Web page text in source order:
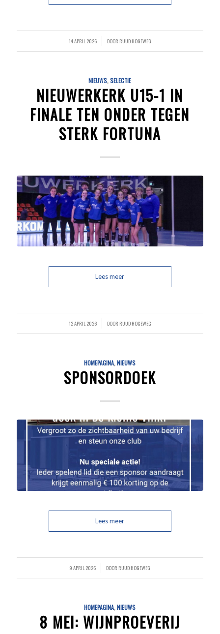
14 APRIL 2026
/ DOOR RUUD HOGEWEG
NIEUWS,SELECTIE
NIEUWERKERK U15-1 IN
FINALE TEN ONDER TEGEN
STERK FORTUNA
Lees meer
12 APRIL 2026
/ DOOR RUUD HOGEWEG
HOMEPAGINA,NIEUWS
SPONSORDOEK
Lees meer
9 APRIL 2026
/ DOOR RUUD HOGEWEG
HOMEPAGINA,NIEUWS
8 MEI: WIJNPROEVERIJ